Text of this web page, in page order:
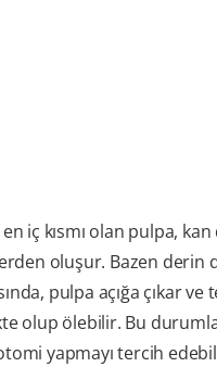
iç kısmı olan pulpa,
oluşur. Bazen derin
pulpa açığa çıkar
olup ölebilir. Bu
yapmayı tercih